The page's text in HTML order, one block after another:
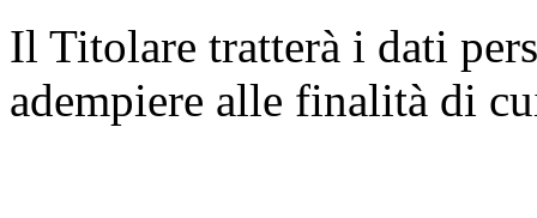
Il Titolare tratterà i dati
adempiere alle finalità di